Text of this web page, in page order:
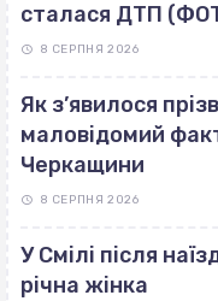
сталася ДТП
8 СЕРПНЯ 2026
Як з’явилося
маловідомий
Черкащини
8 СЕРПНЯ 2026
У Смілі після
річна жінка